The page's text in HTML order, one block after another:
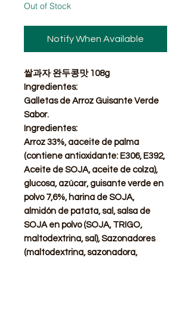
Out of Stock
Notify When Available
쌀과자 완두콩맛 108g
Ingredientes:
Galletas de Arroz Guisante Verde
Sabor.
Ingredientes:
Arroz 33%, aaceite de palma
(contiene antioxidante: E306, E392,
Aceite de SOJA, aceite de colza),
glucosa, azúcar, guisante verde en
polvo 7,6%, harina de SOJA,
almidón de patata, sal, salsa de
SOJA en polvo (SOJA, TRIGO,
maltodextrina, sal), Sazonadores
(maltodextrina, sazonadora,